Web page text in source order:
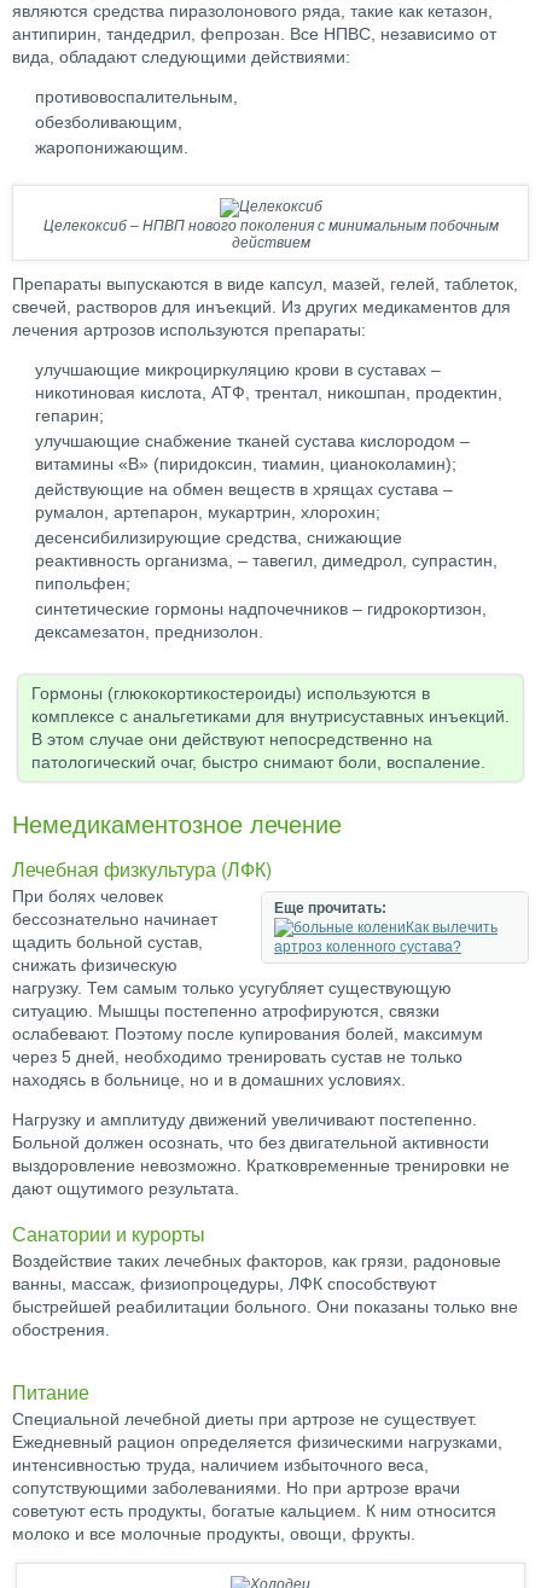
являются средства пиразолонового ряда, такие как кетазон,
антипирин, тандедрил, фепрозан. Все НПВС, независимо от
вида, обладают следующими действиями:
противовоспалительным,
обезболивающим,
жаропонижающим.
Целекоксиб – НПВП нового поколения с минимальным побочным
действием
Препараты выпускаются в виде капсул, мазей, гелей, таблеток,
свечей, растворов для инъекций. Из других медикаментов для
лечения артрозов используются препараты:
улучшающие микроциркуляцию крови в суставах –
никотиновая кислота, АТФ, трентал, никошпан, продектин,
гепарин;
улучшающие снабжение тканей сустава кислородом –
витамины «В» (пиридоксин, тиамин, цианоколамин);
действующие на обмен веществ в хрящах сустава –
румалон, артепарон, мукартрин, хлорохин;
десенсибилизирующие средства, снижающие
реактивность организма, – тавегил, димедрол, супрастин,
пипольфен;
синтетические гормоны надпочечников – гидрокортизон,
дексамезатон, преднизолон.
Гормоны (глюкокортикостероиды) используются в
комплексе с анальгетиками для внутрисуставных инъекций.
В этом случае они действуют непосредственно на
патологический очаг, быстро снимают боли, воспаление.
Немедикаментозное лечение
Лечебная физкультура (ЛФК)
Еще прочитать:
Как вылечить
артроз коленного сустава?
При болях человек
бессознательно начинает
щадить больной сустав,
снижать физическую
нагрузку. Тем самым только усугубляет существующую
ситуацию. Мышцы постепенно атрофируются, связки
ослабевают. Поэтому после купирования болей, максимум
через 5 дней, необходимо тренировать сустав не только
находясь в больнице, но и в домашних условиях.
Нагрузку и амплитуду движений увеличивают постепенно.
Больной должен осознать, что без двигательной активности
выздоровление невозможно. Кратковременные тренировки не
дают ощутимого результата.
Санатории и курорты
Воздействие таких лечебных факторов, как грязи, радоновые
ванны, массаж, физиопроцедуры, ЛФК способствуют
быстрейшей реабилитации больного. Они показаны только вне
обострения.
Питание
Специальной лечебной диеты при артрозе не существует.
Ежедневный рацион определяется физическими нагрузками,
интенсивностью труда, наличием избыточного веса,
сопутствующими заболеваниями. Но при артрозе врачи
советуют есть продукты, богатые кальцием. К ним относится
молоко и все молочные продукты, овощи, фрукты.